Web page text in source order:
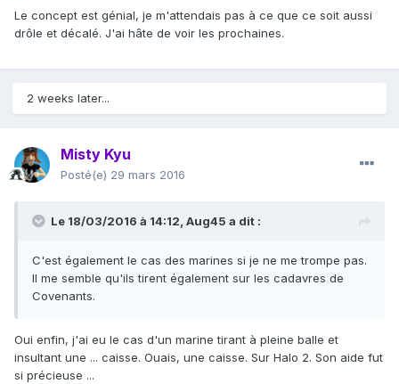
Le concept est génial, je m'attendais pas à ce que ce soit aussi
drôle et décalé. J'ai hâte de voir les prochaines.
2 weeks later...
Misty Kyu
Posté(e) 29 mars 2016
Le 18/03/2016 à 14:12, Aug45 a dit :
C'est également le cas des marines si je ne me trompe pas.
Il me semble qu'ils tirent également sur les cadavres de
Covenants.
Oui enfin, j'ai eu le cas d'un marine tirant à pleine balle et
insultant une ... caisse. Ouais, une caisse. Sur Halo 2. Son aide fut
si précieuse ...